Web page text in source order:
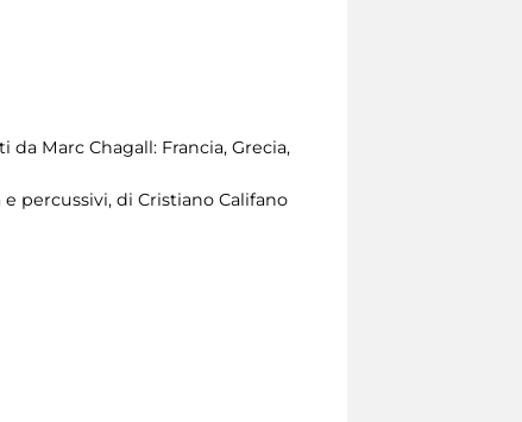
Marc Chagall: Francia, Grecia,
percussivi, di Cristiano Califano